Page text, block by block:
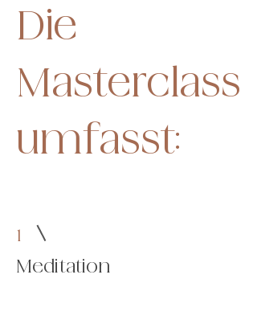
Die
Masterclass
umfasst:
1
Meditation